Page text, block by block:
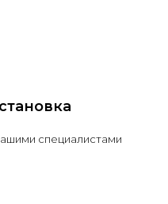
специалистами